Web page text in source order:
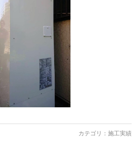
カテゴリ： 施工実績